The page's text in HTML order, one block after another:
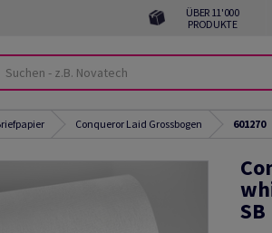
ÜBER 11'000
PRODUKTE
Conqueror Laid Grossbogen 601270
SB